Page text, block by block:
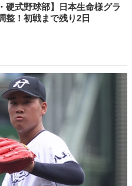
硬式野球部】日本生命様グラ
整！初戦まで残り2日